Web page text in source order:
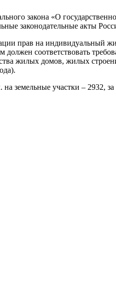
закона «О
законодательные акты
прав на индивидуальный
соответствовать
жилых домов, жилых
земельные участки – 2932,